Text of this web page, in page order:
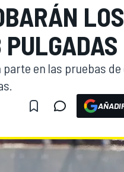
LOS
PULGADAS
en las pruebas